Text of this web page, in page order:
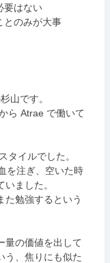
要はない
とのみが大事
山です。
ら Atrae で働いて
タイルでした。
を注ぎ、空いた時
ました。
た勉強するという
量の価値を出して
う、焦りにも似た